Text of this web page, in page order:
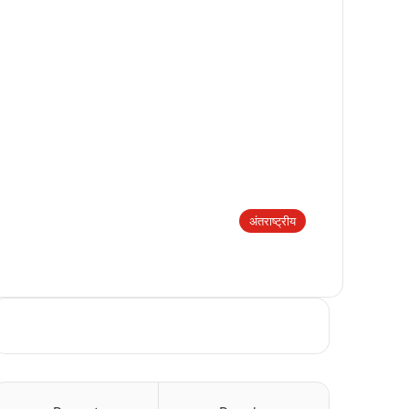
अंतराष्ट्रीय